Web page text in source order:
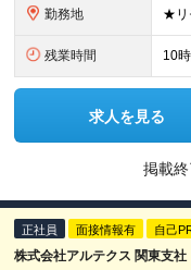
勤務地
残業時間 10
求人を見る
掲載終
正社員 面接情報有 自己
株式会社アルテクス 関東支